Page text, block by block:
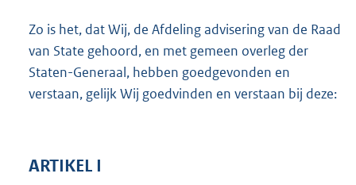
Zo is het, dat Wij, de Afdeling advisering van de Raad
van State gehoord, en met gemeen overleg der
Staten-Generaal, hebben goedgevonden en
verstaan, gelijk Wij goedvinden en verstaan bij deze:
ARTIKEL I